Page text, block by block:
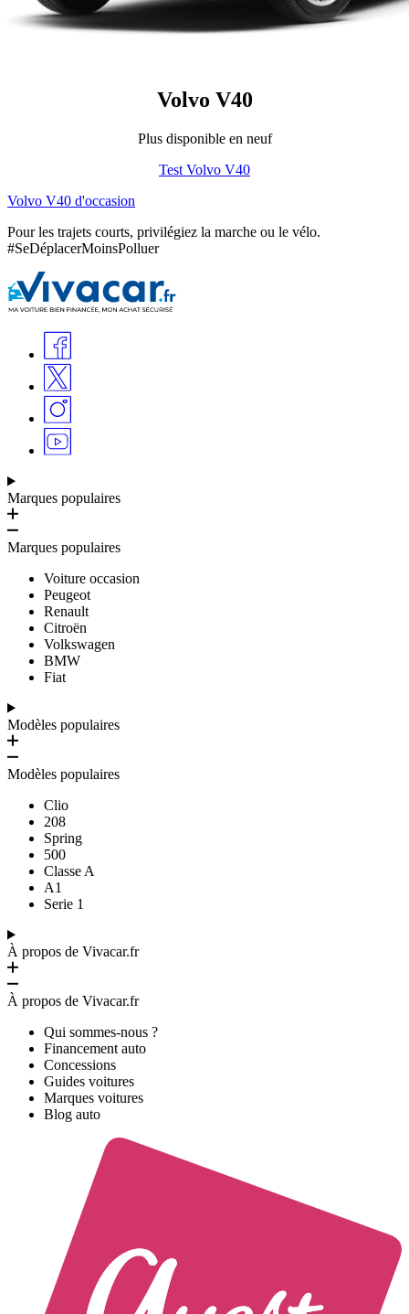
Volvo V40
Plus disponible en neuf
Test Volvo V40
Volvo V40 d'occasion
Pour les trajets courts, privilégiez la marche ou le vélo.
#SeDéplacerMoinsPolluer
Marques populaires
Marques populaires
Voiture occasion
Peugeot
Renault
Citroën
Volkswagen
BMW
Fiat
Modèles populaires
Modèles populaires
Clio
208
Spring
500
Classe A
A1
Serie 1
À propos de Vivacar.fr
À propos de Vivacar.fr
Qui sommes-nous ?
Financement auto
Concessions
Guides voitures
Marques voitures
Blog auto